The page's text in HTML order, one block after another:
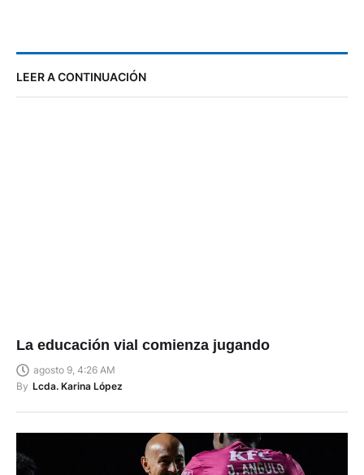
LEER A CONTINUACIÓN
La educación vial comienza jugando
agosto 9, 4:26 AM
By Lcda. Karina López